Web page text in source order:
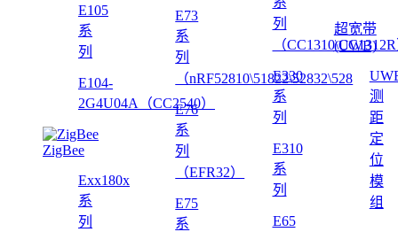
E105
系
列
E104-
2G4U04A（CC2540）
ZigBee
Exx180x
系
列
E73
系
列
（nRF52810\51822\52832\528
E76
系
列
（EFR32）
E75
系
列
（
E330
系
列
E310
系
列
E65
超宽带
(UWB)
测
距
定
位
模
组